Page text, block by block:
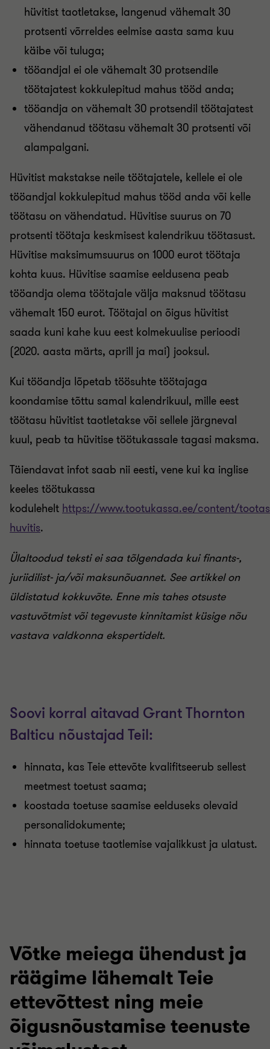
hüvitist taotletakse, langenud vähemalt 30
protsenti võrreldes eelmise aasta sama kuu
käibe või tuluga;
tööandjal ei ole vähemalt 30 protsendile
töötajatest kokkulepitud mahus tööd anda;
tööandja on vähemalt 30 protsendil töötajatest
vähendanud töötasu vähemalt 30 protsenti või
alampalgani.
Hüvitist makstakse neile töötajatele, kellele ei ole
tööandjal kokkulepitud mahus tööd anda või kelle
töötasu on vähendatud. Hüvitise suurus on 70
protsenti töötaja keskmisest kalendrikuu töötasust.
Hüvitise maksimumsuurus on 1000 eurot töötaja
kohta kuus. Hüvitise saamise eeldusena peab
tööandja olema töötajale välja maksnud töötasu
vähemalt 150 eurot. Töötajal on õigus hüvitist
saada kuni kahe kuu eest kolmekuulise perioodi
(2020. aasta märts, aprill ja mai) jooksul.
Kui tööandja lõpetab töösuhte töötajaga
koondamise tõttu samal kalendrikuul, mille eest
töötasu hüvitist taotletakse või sellele järgneval
kuul, peab ta hüvitise töötukassale tagasi maksma.
Täiendavat infot saab nii eesti, vene kui ka inglise
keeles töötukassa
kodulehelt https://www.tootukassa.ee/content/
huvitis.
Ülaltoodud teksti ei saa tõlgendada kui finants-,
juriidilist- ja/või maksunõuannet. See artikkel on
üldistatud kokkuvõte. Enne mis tahes otsuste
vastuvõtmist või tegevuste kinnitamist küsige nõu
vastava valdkonna ekspertidelt.
Soovi korral aitavad Grant Thornton
Balticu nõustajad Teil:
hinnata, kas Teie ettevõte kvalifitseerub sellest
meetmest toetust saama;
koostada toetuse saamise eelduseks olevaid
personalidokumente;
hinnata toetuse taotlemise vajalikkust ja ulatust.
Võtke meiega ühendust ja
räägime lähemalt Teie
ettevõttest ning meie
õigusnõustamise teenuste